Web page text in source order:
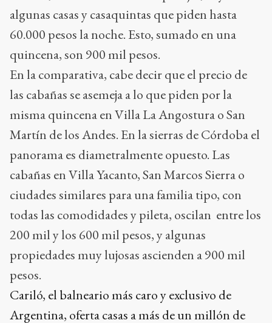
algunas casas y casaquintas que piden hasta
60.000 pesos la noche. Esto, sumado en una
quincena, son 900 mil pesos.
En la comparativa, cabe decir que el precio de
las cabañas se asemeja a lo que piden por la
misma quincena en Villa La Angostura o San
Martín de los Andes. En la sierras de Córdoba el
panorama es diametralmente opuesto. Las
cabañas en Villa Yacanto, San Marcos Sierra o
ciudades similares para una familia tipo, con
todas las comodidades y pileta, oscilan entre los
200 mil y los 600 mil pesos, y algunas
propiedades muy lujosas ascienden a 900 mil
pesos.
Cariló, el balneario más caro y exclusivo de
Argentina, oferta casas a más de un millón de